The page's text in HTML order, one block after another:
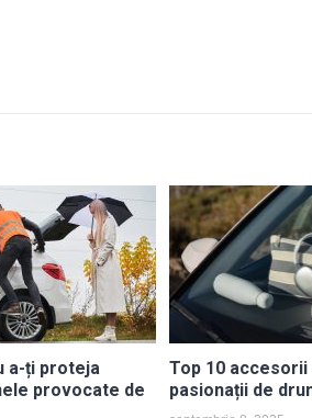
a-ți proteja
provocate de
Top 10
pasionații de